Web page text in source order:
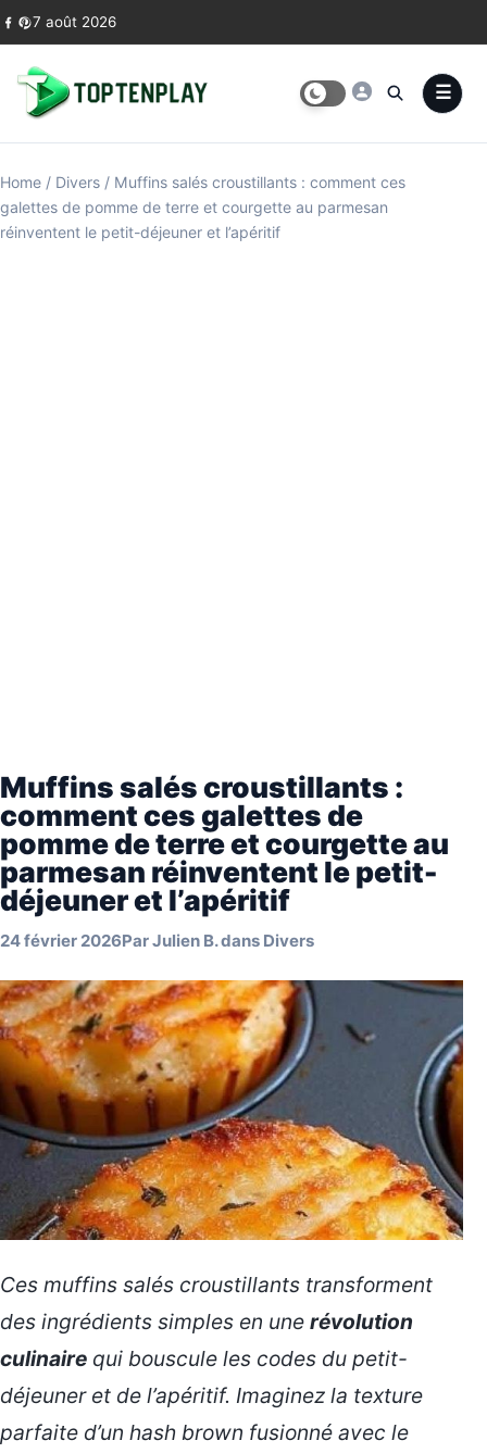
Skip to content
7 août 2026
Home / Divers / Muffins salés croustillants : comment ces
galettes de pomme de terre et courgette au parmesan
réinventent le petit-déjeuner et l’apéritif
Muffins salés croustillants :
comment ces galettes de
pomme de terre et courgette au
parmesan réinventent le petit-
déjeuner et l’apéritif
24 février 2026ParJulien B.dans Divers
Ces muffins salés croustillants transforment
des ingrédients simples en une révolution
culinaire qui bouscule les codes du petit-
déjeuner et de l’apéritif. Imaginez la texture
parfaite d’un hash brown fusionné avec le